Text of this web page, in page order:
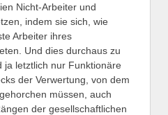
Nicht-Arbeiter und
indem sie sich, wie
Arbeiter ihres
Und dies durchaus zu
ja letztlich nur Funktionäre
der Verwertung, von dem
müssen, auch
der gesellschaftlichen